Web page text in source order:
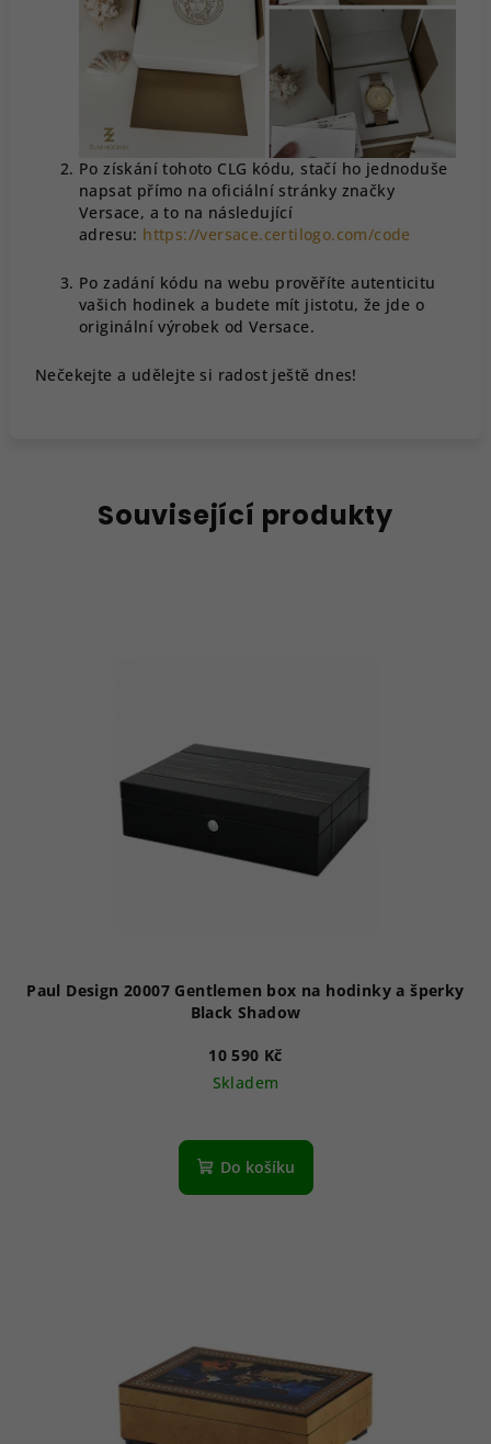
Po získání tohoto CLG kódu, stačí ho jednoduše
napsat přímo na oficiální stránky značky
Versace, a to na následující
adresu: https://versace.certilogo.com/code
Po zadání kódu na webu prověříte autenticitu
vašich hodinek a budete mít jistotu, že jde o
originální výrobek od Versace.
Nečekejte a udělejte si radost ještě dnes!
Související produkty
Paul Design 20007 Gentlemen box na hodinky a šperky
Black Shadow
10 590 Kč
Skladem
Do košíku